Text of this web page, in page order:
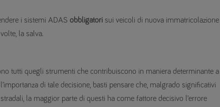
i sistemi ADAS obbligatorisui veicoli di nuova
la salva.
tutti quegli strumenti che contribuiscono in maniera determinante a
di tale decisione, basti pensare che, malgrado significativi
la maggior parte di questi ha come fattore decisivo l’errore